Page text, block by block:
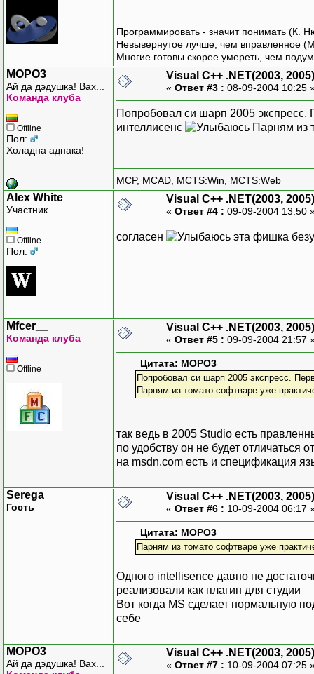
Программировать - значит понимать (К.
Невывернутое лучше, чем вправленное
Многие готовы скорее умереть, чем
MOPO3
Ай да дэдушка! Вах...
Команда клуба
Offline
Пол:
Холадна аднака!
Visual C++ .NET(2003, 2005)
« Ответ #3 : 08-09-2004 10:25
Попробовал си шарп 2005
интеллисенс
Парням из
MCP, MCAD, MCTS:Win, MCTS:Web
Alex White
Участник
Offline
Пол:
Visual C++ .NET(2003, 2005)
« Ответ #4 : 09-09-2004 13:50
согласен эта фишка
Mfcer__
Команда клуба
Offline
Visual C++ .NET(2003, 2005)
« Ответ #5 : 09-09-2004 21:57
Цитата: MOPO3
Попробовал си шарп 2005 экспресс.
Парням из томато софтваре уже
так ведь в 2005 Studio есть
по удобству он не будет отличаться
на msdn.com есть и спецификация
Serega
Гость
Visual C++ .NET(2003, 2005)
« Ответ #6 : 10-09-2004 06:17
Цитата: MOPO3
Парням из томато софтваре уже
Одного intellisence давно не
реализовали как плагин для студии
Вот когда MS сделает нормальную
себе
MOPO3
Ай да дэдушка! Вах...
Visual C++ .NET(2003, 2005)
« Ответ #7 : 10-09-2004 07:25